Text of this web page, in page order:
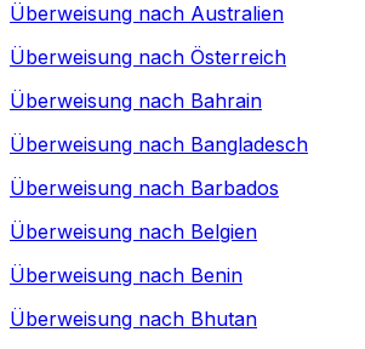
Überweisung nach Australien
Überweisung nach Österreich
Überweisung nach Bahrain
Überweisung nach Bangladesch
Überweisung nach Barbados
Überweisung nach Belgien
Überweisung nach Benin
Überweisung nach Bhutan